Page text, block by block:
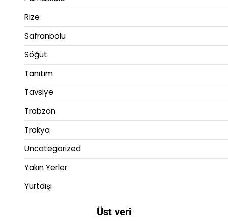
Rize
Safranbolu
Söğüt
Tanıtım
Tavsiye
Trabzon
Trakya
Uncategorized
Yakın Yerler
Yurtdışı
Üst veri